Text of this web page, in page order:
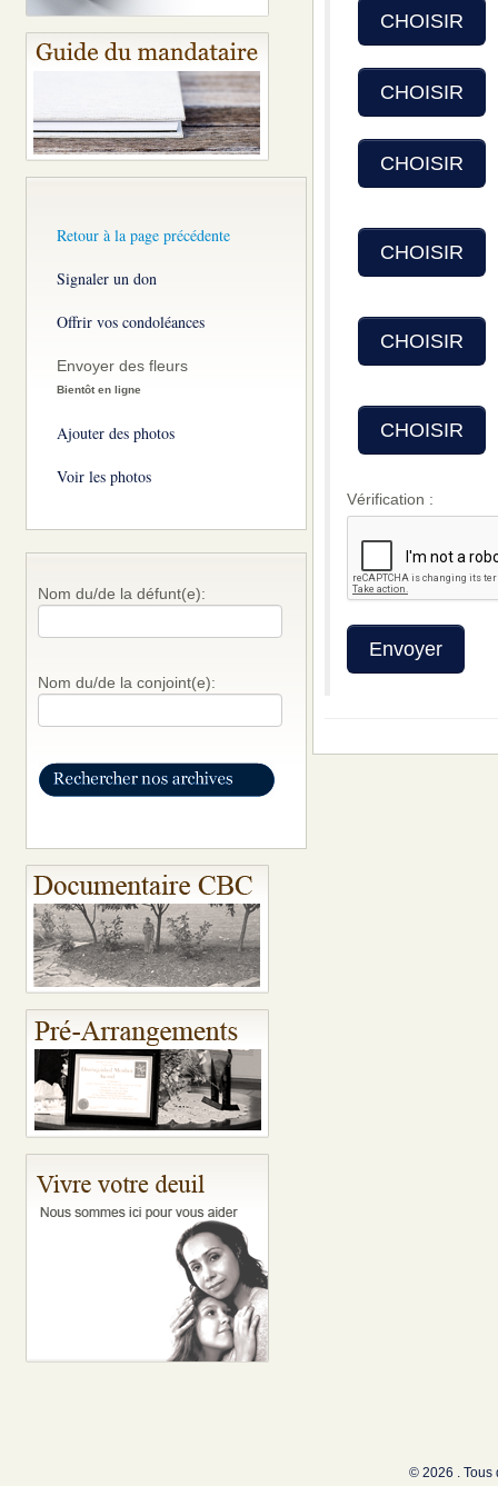
Retour à la page précédente
Signaler un don
Offrir vos condoléances
Envoyer des fleurs
Bientôt en ligne
Ajouter des photos
Voir les photos
Nom du/de la défunt(e):
Nom du/de la conjoint(e):
CHOISIR
CHOISIR
CHOISIR
CHOISIR
CHOISIR
CHOISIR
Vérification :
© 2026 . Tous